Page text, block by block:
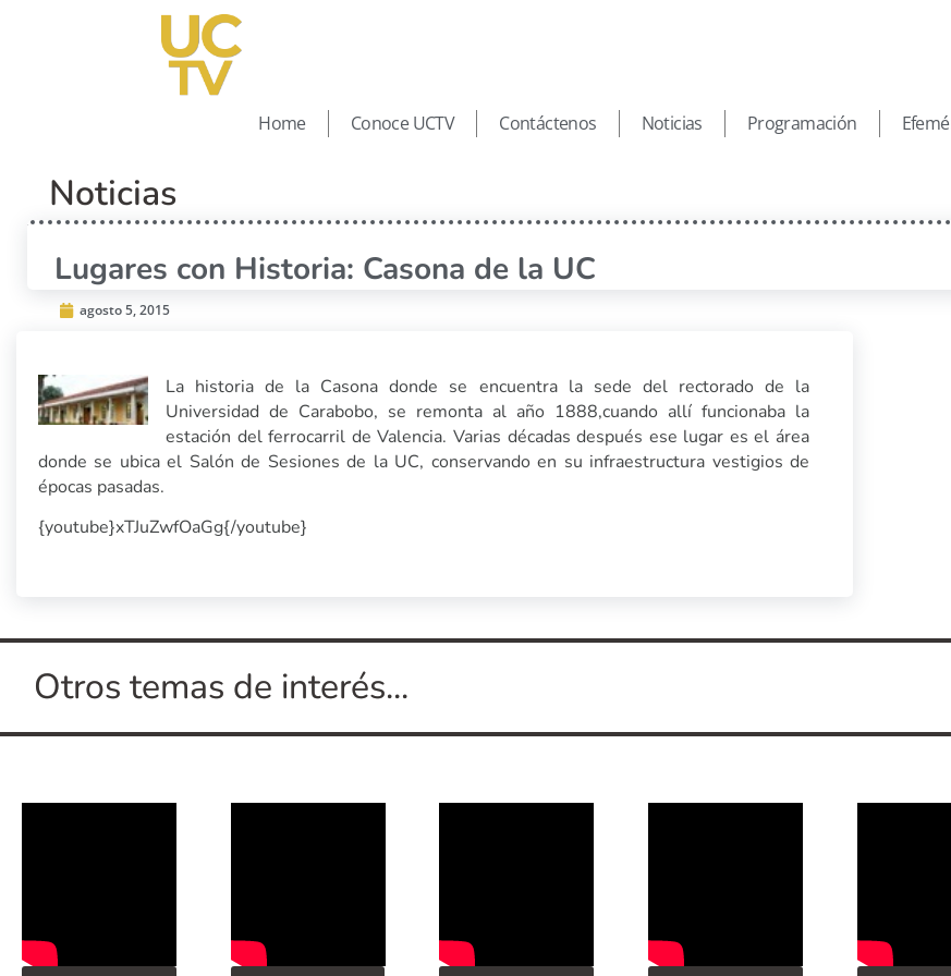
Home Conoce UCTV Contáctenos Noticias Programación
Noticias
Lugares con Historia: Casona de la UC
agosto 5, 2015
La historia de la Casona donde se encuentra la sede del rectorado de la
Universidad de Carabobo, se remonta al año 1888,cuando allí funcionaba la
estación del ferrocarril de Valencia. Varias décadas después ese lugar es el área
donde se ubica el Salón de Sesiones de la UC, conservando en su infraestructura vestigios de
épocas pasadas.
{youtube}xTJuZwfOaGg{/youtube}
Otros temas de interés...